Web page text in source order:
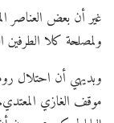
غير أن بعض العناصر
ولمصلحة كلا الطرفين
وبديهي أن احتلال
موقف الغازي